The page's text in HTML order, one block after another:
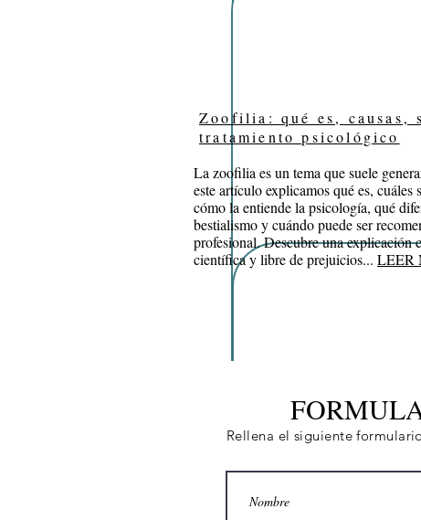
Zoofilia: qué es, causas,
tratamiento psicológico
La zoofilia es un tema que suele
este artículo explicamos qué es, cuáles
cómo la entiende la psicología, qué
bestialismo y cuándo puede ser
profesional. Descubre una explicación
científica y libre de prejuicios... LEER
Rellena el siguiente